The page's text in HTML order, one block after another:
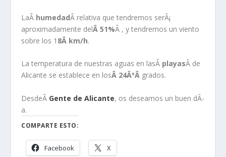
LaÂ humedadÂ relativa que tendremos serÃ¡
aproximadamente delÂ 51%Â , y tendremos un viento
sobre los 1 8Â km/h.
La temperatura de nuestras aguas en lasÂ playasÂ de
Alicante se establece en losÂ 24ÂºÂ grados.
DesdeÂ Gente de Alicante, os deseamos un buen dÃ­
a.
COMPARTE ESTO:
Facebook X